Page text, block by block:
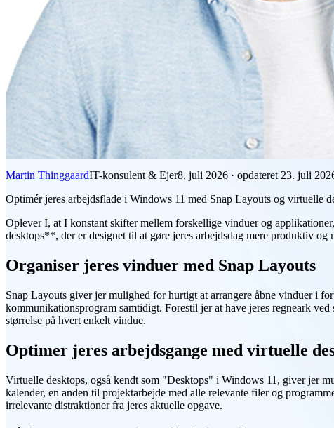
Martin ThinggaardIT-konsulent & Ejer8. juli 2026 · opdateret 23. juli
Optimér jeres arbejdsflade i Windows 11 med Snap Layouts og virtuelle
Oplever I, at I konstant skifter mellem forskellige vinduer og
desktops**, der er designet til at gøre jeres arbejdsdag mere produktiv
Organiser jeres vinduer med Snap Layouts
Snap Layouts giver jer mulighed for hurtigt at arrangere åbne vinduer i
kommunikationsprogram samtidigt. Forestil jer at have jeres regneark
størrelse på hvert enkelt vindue.
Optimer jeres arbejdsgange med virtuelle
Virtuelle desktops, også kendt som "Desktops" i Windows 11, giver jer
kalender, en anden til projektarbejde med alle relevante filer og
irrelevante distraktioner fra jeres aktuelle opgave.